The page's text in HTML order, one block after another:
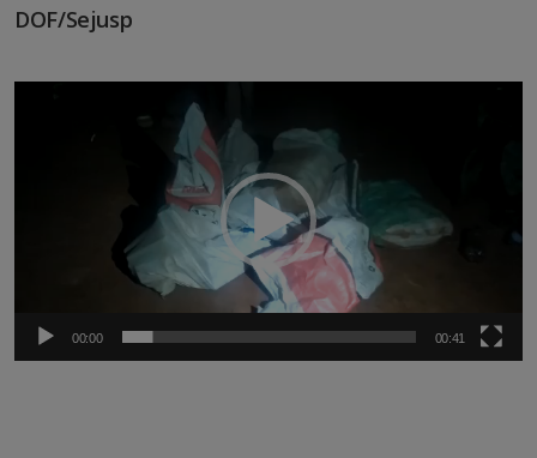
DOF/Sejusp
00:00 00:41